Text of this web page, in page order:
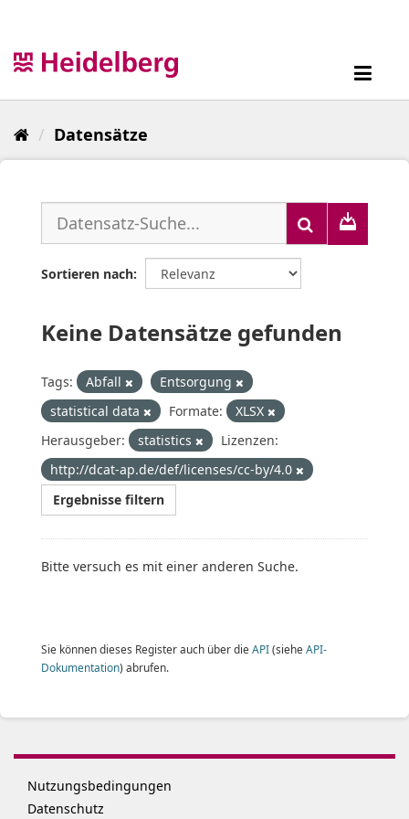
Datensätze
Sortieren nach
Keine Datensätze gefunden
Tags: Abfall
Entsorgung
statistical data
Formate:
XLSX
Herausgeber:
statistics
Lizenzen:
http://dcat-ap.de/def/licenses/cc-by/4.0
Ergebnisse filtern
Bitte versuch es mit einer anderen Suche.
Sie können dieses Register auch über die API(siehe API-
Dokumentation) abrufen.
Nutzungsbedingungen
Datenschutz